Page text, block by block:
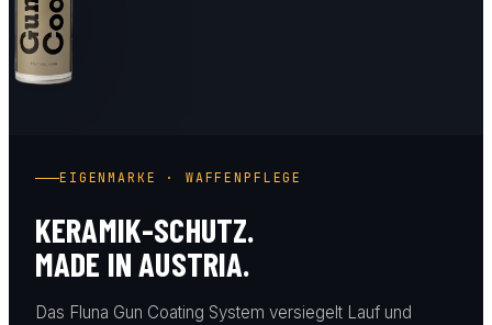
EIGENMARKE · WAFFENPFLEGE
KERAMIK-SCHUTZ.
MADE IN AUSTRIA.
Das Fluna Gun Coating System versiegelt Lauf und